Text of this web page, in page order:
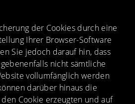
der Cookies durch eine
Ihrer Browser-Software
Sie jedoch darauf hin, dass
nicht sämtliche
vollumfänglich werden
darüber hinaus die
Cookie erzeugten und auf